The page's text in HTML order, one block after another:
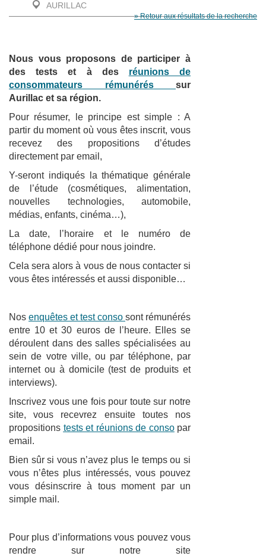
AURILLAC
» Retour aux résultats de la recherche
Nous vous proposons de participer à
des tests et à des réunions de
consommateurs rémunérés
sur
Aurillac et sa région.
Pour résumer, le principe est simple : A
partir du moment où vous êtes inscrit, vous
recevez des propositions d’études
directement par email,
Y-seront indiqués la thématique générale
de l’étude (cosmétiques, alimentation,
nouvelles technologies, automobile,
médias, enfants, cinéma…),
La date, l’horaire et le numéro de
téléphone dédié pour nous joindre.
Cela sera alors à vous de nous contacter si
vous êtes intéressés et aussi disponible…
Nos enquêtes et test conso sont rémunérés
entre 10 et 30 euros de l’heure. Elles se
déroulent dans des salles spécialisées au
sein de votre ville, ou par téléphone, par
internet ou à domicile (test de produits et
interviews).
Inscrivez vous une fois pour toute sur notre
site, vous recevrez ensuite toutes nos
propositions tests et réunions de consopar
email.
Bien sûr si vous n’avez plus le temps ou si
vous n’êtes plus intéressés, vous pouvez
vous désinscrire à tous moment par un
simple mail.
Pour plus d’informations vous pouvez vous
rendre sur notre site